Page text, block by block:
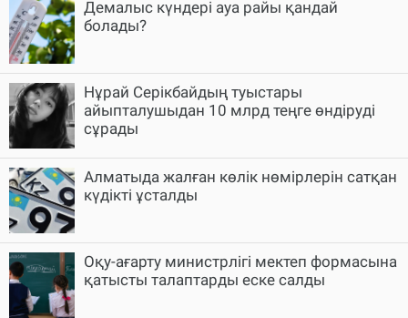
Демалыс күндері ауа райы қандай
болады?
Нұрай Серікбайдың туыстары
айыпталушыдан 10 млрд теңге өндіруді
сұрады
Алматыда жалған көлік нөмірлерін сатқан
күдікті ұсталды
Оқу-ағарту министрлігі мектеп формасына
қатысты талаптарды еске салды